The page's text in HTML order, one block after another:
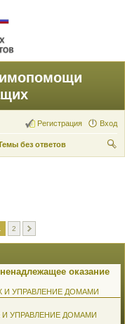
Вход
Регистрация
без ответов
2
оказание
И УПРАВЛЕНИЕ ДОМАМИ
И УПРАВЛЕНИЕ ДОМАМИ